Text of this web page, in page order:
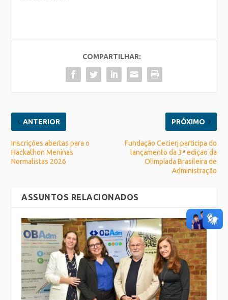
COMPARTILHAR:
ANTERIOR
Inscrições abertas para o
Hackathon Meninas
Normalistas 2026
PRÓXIMO
Fundação Cecierj participa do
lançamento da 3ª edição da
Olimpíada Brasileira de
Administração
ASSUNTOS RELACIONADOS